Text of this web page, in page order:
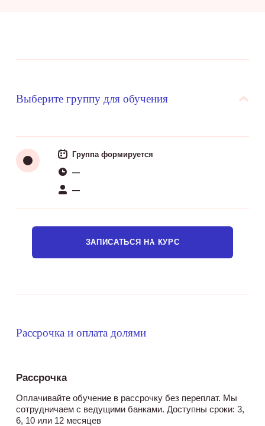
Выберите группу для обучения
Группа формируется
—
—
ЗАПИСАТЬСЯ НА КУРС
Рассрочка и оплата долями
Рассрочка
Оплачивайте обучение в рассрочку без переплат. Мы
сотрудничаем с ведущими банками. Доступны сроки: 3,
6, 10 или 12 месяцев